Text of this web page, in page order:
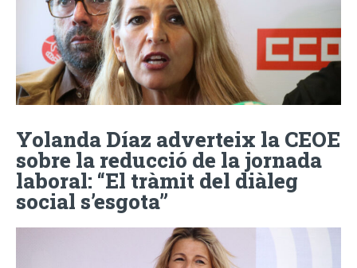
Yolanda Díaz adverteix la CEOE
sobre la reducció de la jornada
laboral: “El tràmit del diàleg
social s’esgota”